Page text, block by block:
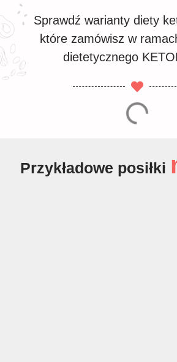
Sprawdź warianty diety
które zamówisz w
dietetycznego
Przykładowe posiłki